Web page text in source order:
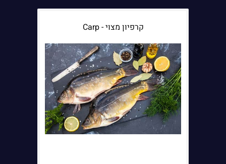
הערות נוספות:
קרפיון מצוי - Carp